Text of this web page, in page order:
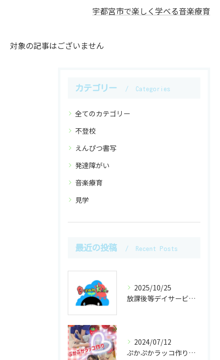
宇都宮市で楽しく学べる音楽療育
対象の記事はございません
カテゴリー Categories
全てのカテゴリー
不登校
えんぴつ書写
発達障がい
音楽療育
見学
最近の投稿 Recent Posts
2025/10/25
放課後等デイサービスで学ぶ書道アートの魅力と効果
2024/07/12
ぷかぷかラッコ作りに挑戦！！